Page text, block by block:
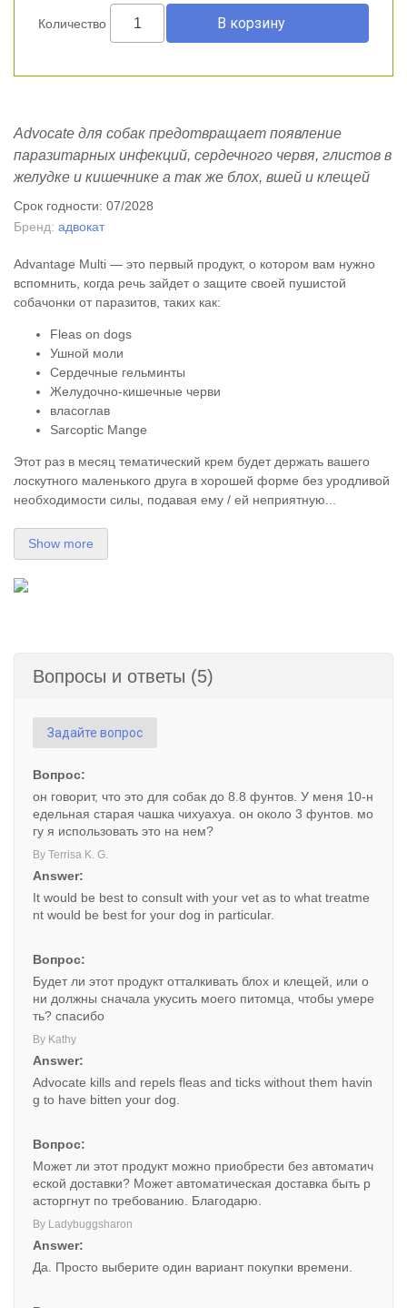
Количество
Advocate для собак предотвращает появление
паразитарных инфекций, сердечного червя, глистов в
желудке и кишечнике а так же блох, вшей и клещей
Срок годности: 07/2028
Бренд: адвокат
Advantage Multi — это первый продукт, о котором вам нужно
вспомнить, когда речь зайдет о защите своей пушистой
собачонки от паразитов, таких как:
Fleas on dogs
Ушной моли
Сердечные гельминты
Желудочно-кишечные черви
власоглав
Sarcoptic Mange
Этот раз в месяц тематический крем будет держать вашего
лоскутного маленького друга в хорошей форме без уродливой
необходимости силы, подавая ему / ей неприятную...
Show more
Вопросы и ответы (5)
Задайте вопрос
Вопрос:
он говорит, что это для собак до 8.8 фунтов. У меня 10-н
едельная старая чашка чихуахуа. он около 3 фунтов. мо
гу я использовать это на нем?
By Terrisa K. G.
Answer:
It would be best to consult with your vet as to what treatme
nt would be best for your dog in particular.
Вопрос:
Будет ли этот продукт отталкивать блох и клещей, или о
ни должны сначала укусить моего питомца, чтобы умере
ть? спасибо
By Kathy
Answer:
Advocate kills and repels fleas and ticks without them havin
g to have bitten your dog.
Вопрос:
Может ли этот продукт можно приобрести без автоматич
еской доставки? Может автоматическая доставка быть р
асторгнут по требованию. Благодарю.
By Ladybuggsharon
Answer:
Да. Просто выберите один вариант покупки времени.